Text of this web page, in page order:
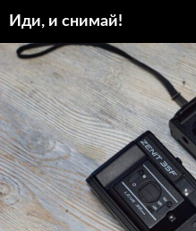
Иди, и снимай!
СОДЕРЖИМОМУ